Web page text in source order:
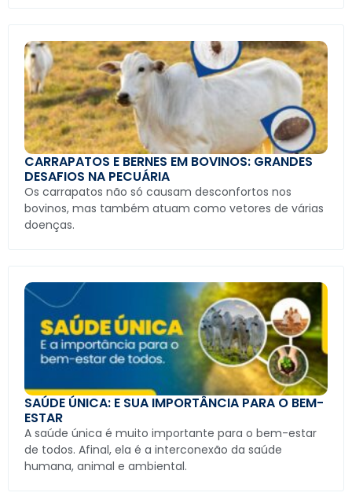
CARRAPATOS E BERNES EM BOVINOS: GRANDES
DESAFIOS NA PECUÁRIA
Os carrapatos não só causam desconfortos nos
bovinos, mas também atuam como vetores de várias
doenças.
SAÚDE ÚNICA: E SUA IMPORTÂNCIA PARA O BEM-
ESTAR
A saúde única é muito importante para o bem-estar
de todos. Afinal, ela é a interconexão da saúde
humana, animal e ambiental.